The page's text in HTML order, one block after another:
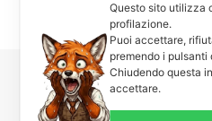
Carnosa &
Piante grasse, succulente e
Questo sito utilizza
profilazione.
Puoi accettare,
premendo i pulsanti
Chiudendo questa
accettare.